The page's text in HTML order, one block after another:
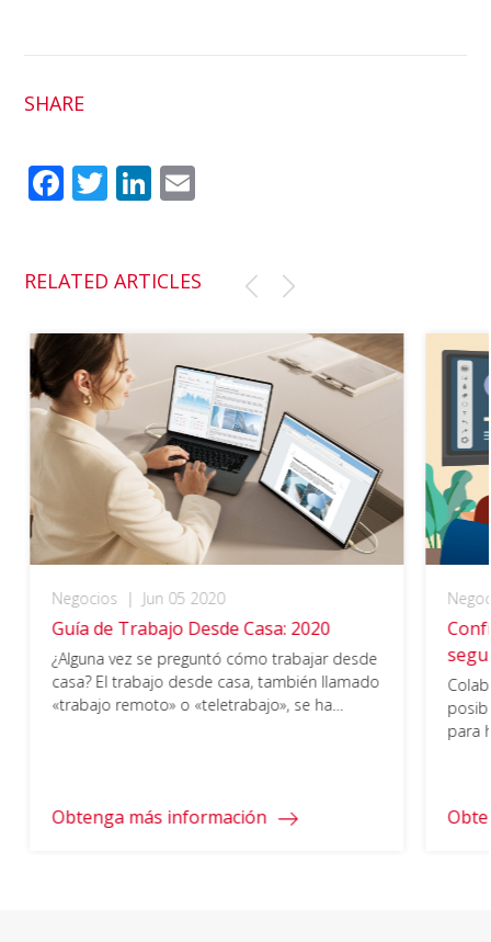
SHARE
Fac
Twit
Link
RELATED ARTICLES
Negocios | Jun 05 2020
Guía de Trabajo Desde Casa: 2020
¿Alguna vez se preguntó cómo trabajar desde
casa? El trabajo desde casa, también llamado
«trabajo remoto» o «teletrabajo», se ha
ventajas de trabajar en casa, aún hay desafíos
Obtenga más información
para